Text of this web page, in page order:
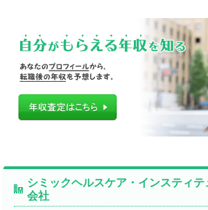
シミックヘルスケア・インスティテ
会社